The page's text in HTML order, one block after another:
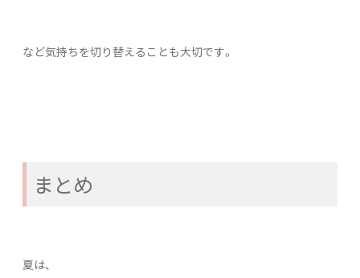
など気持ちを切り替えることも大切です。
まとめ
夏は、